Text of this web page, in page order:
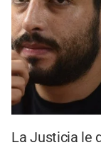
La Justicia le